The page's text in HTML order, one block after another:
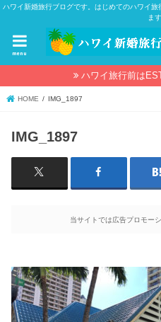
ハワイ新婚旅行ブログです。はじめてのハワイ
ます
menu
ハワイ旅行前は
HOME IMG_1897
IMG_1897
当サイトでは広告プロモー